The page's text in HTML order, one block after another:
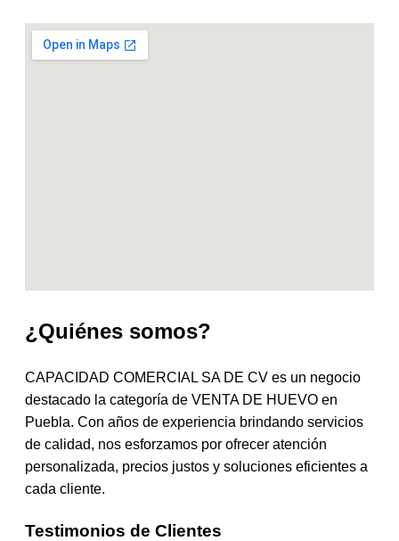
¿Quiénes somos?
CAPACIDAD COMERCIAL SA DE CV es un negocio
destacado la categoría de VENTA DE HUEVO en
Puebla. Con años de experiencia brindando servicios
de calidad, nos esforzamos por ofrecer atención
personalizada, precios justos y soluciones eficientes a
cada cliente.
Testimonios de Clientes